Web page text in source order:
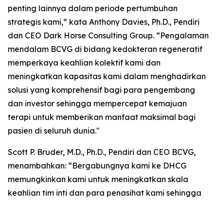
penting lainnya dalam periode pertumbuhan
strategis kami,” kata Anthony Davies, Ph.D., Pendiri
dan CEO Dark Horse Consulting Group. “Pengalaman
mendalam BCVG di bidang kedokteran regeneratif
memperkaya keahlian kolektif kami dan
meningkatkan kapasitas kami dalam menghadirkan
solusi yang komprehensif bagi para pengembang
dan investor sehingga mempercepat kemajuan
terapi untuk memberikan manfaat maksimal bagi
pasien di seluruh dunia."
Scott P. Bruder, M.D., Ph.D., Pendiri dan CEO BCVG,
menambahkan: “Bergabungnya kami ke DHCG
memungkinkan kami untuk meningkatkan skala
keahlian tim inti dan para penasihat kami sehingga